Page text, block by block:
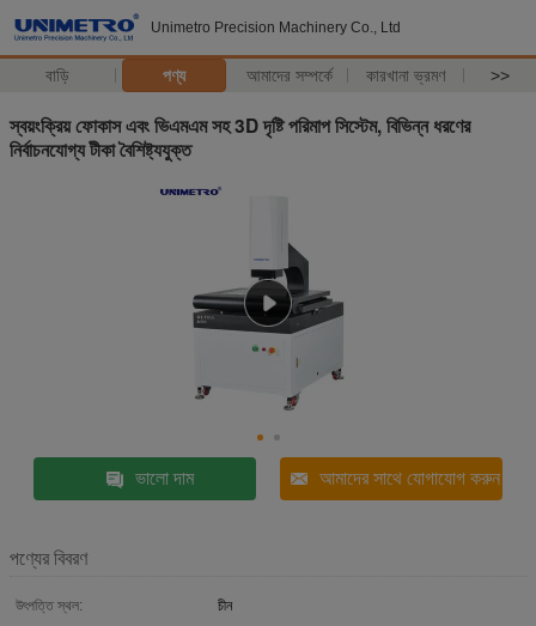
Unimetro Precision Machinery Co., Ltd
বাড়ি পণ্য আমাদের সম্পর্কে কারখানা ভ্রমণ >>
স্বয়ংক্রিয় ফোকাস এবং ভিএমএম সহ 3D দৃষ্টি পরিমাপ সিস্টেম, বিভিন্ন ধরণের
নির্বাচনযোগ্য টীকা বৈশিষ্ট্যযুক্ত
ভালো দাম আমাদের সাথে যোগাযোগ করুন
পণ্যের বিবরণ
উৎপত্তি স্থল:
চীন